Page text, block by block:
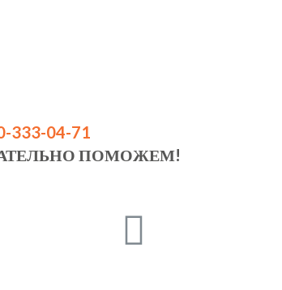
333-04-71
ПОМОЖЕМ!